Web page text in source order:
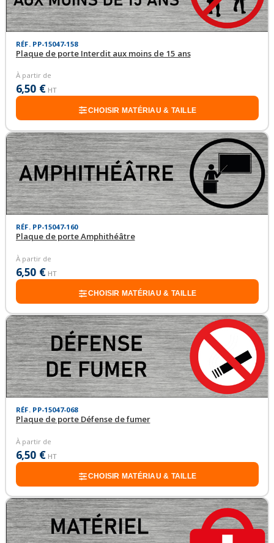
RÉF. PP-15047-158
Plaque de porte Interdit aux moins de 15 ans
À partir de
6,50 € HT
CHOISIR MATÉRIAU & TAILLE
RÉF. PP-15047-160
Plaque de porte Amphithéâtre
À partir de
6,50 € HT
CHOISIR MATÉRIAU & TAILLE
RÉF. PP-15047-068
Plaque de porte Défense de fumer
À partir de
6,50 € HT
CHOISIR MATÉRIAU & TAILLE